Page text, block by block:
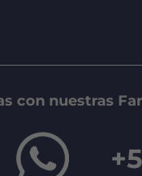
con nuestras